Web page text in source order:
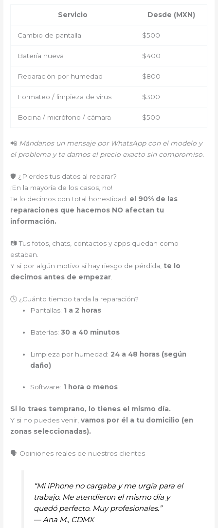
Servicio Desde (MXN)
Cambio de pantalla $500
Batería nueva $400
Reparación por humedad $800
Formateo / limpieza de virus $300
Bocina / micrófono / cámara $500
📲 Mándanos un mensaje por WhatsApp con el modelo y
el problema y te damos el precio exacto sin compromiso.
🛡️ ¿Pierdes tus datos al reparar?
¡En la mayoría de los casos, no!
Te lo decimos con total honestidad: el 90% de las
reparaciones que hacemos NO afectan tu
información.
📷 Tus fotos, chats, contactos y apps quedan como
estaban.
Y si por algún motivo sí hay riesgo de pérdida, te lo
decimos antes de empezar
🕓 ¿Cuánto tiempo tarda la reparación?
Pantallas: 1 a 2 horas
Baterías:30 a 40 minutos
Limpieza por humedad: 24 a 48 horas (según
daño)
Software: 1 hora o menos
Si lo traes temprano, lo tienes el mismo día.
Y si no puedes venir,vamos por él a tu domicilio (en
zonas seleccionadas).
🗣️ Opiniones reales de nuestros clientes
“Mi iPhone no cargaba y me urgía para el
trabajo. Me atendieron el mismo día y
quedó perfecto. Muy profesionales.”
— Ana M., CDMX